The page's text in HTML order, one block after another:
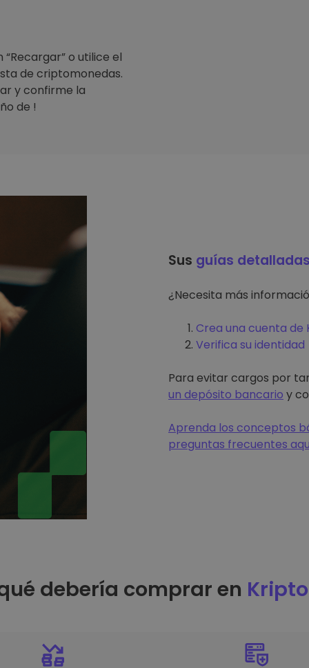
o utilice el
de criptomonedas.
y confirme la
de !
Sus guías detalladas
¿Necesita más
Crea una cuenta
Verifica su identidad
Para evitar cargos por
un depósito bancario y
Aprenda los conceptos
preguntas frecuentes
debería comprar en